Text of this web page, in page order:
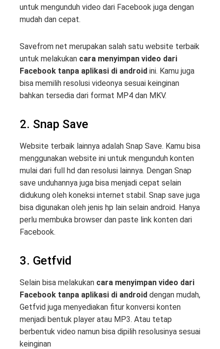
untuk mengunduh video dari Facebook juga dengan
mudah dan cepat.
Savefrom net merupakan salah satu website terbaik
untuk melakukan cara menyimpan video dari
Facebook tanpa aplikasi di android ini. Kamu juga
bisa memilih resolusi videonya sesuai keinginan
bahkan tersedia dari format MP4 dan MKV.
2. Snap Save
Website terbaik lainnya adalah Snap Save. Kamu bisa
menggunakan website ini untuk mengunduh konten
mulai dari full hd dan resolusi lainnya. Dengan Snap
save unduhannya juga bisa menjadi cepat selain
didukung oleh koneksi internet stabil. Snap save juga
bisa digunakan oleh jenis hp lain selain android. Hanya
perlu membuka browser dan paste link konten dari
Facebook.
3. Getfvid
Selain bisa melakukan cara menyimpan video dari
Facebook tanpa aplikasi di android dengan mudah,
Getfvid juga menyediakan fitur konversi konten
menjadi bentuk player atau MP3. Atau tetap
berbentuk video namun bisa dipilih resolusinya sesuai
keinginan